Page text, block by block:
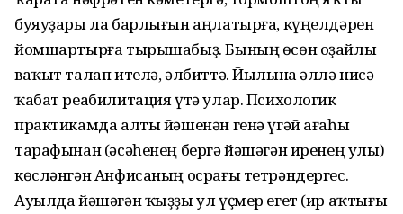
буяуҙары ла барлығын аңлатырға, күңелдәрен
йомшартырға тырышабыҙ. Бының өсөн оҙайлы
ваҡыт талап ителә, әлбиттә. Йылына әллә нисә
ҡабат реабилитация үтә улар. Психологик
практикамда алты йәшенән генә үгәй ағаһы
тарафынан (әсәһенең бергә йәшәгән иренең улы)
көсләнгән Анфисаның осрағы тетрәндергес.
Ауылда йәшәгән ҡыҙҙы ул үҫмер егет (ир аҡтығы